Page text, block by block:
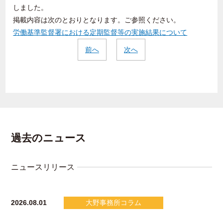
しました。
掲載内容は次のとおりとなります。ご参照ください。
労働基準監督署における定期監督等の実施結果について
前へ 次へ
過去のニュース
ニュースリリース
2026.08.01 大野事務所コラム